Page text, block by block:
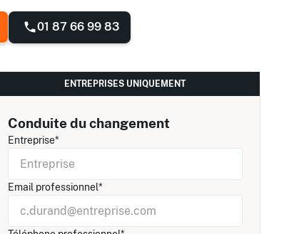
01 87 66 99 83
ENTREPRISES UNIQUEMENT
Conduite du changement
Entreprise*
Email professionnel*